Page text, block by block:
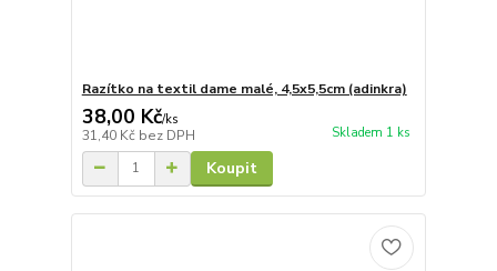
Razítko na textil dame malé, 4,5x5,5cm (adinkra)
38,00 Kč/ks
31,40 Kč bez DPH Skladem 1 ks
Koupit